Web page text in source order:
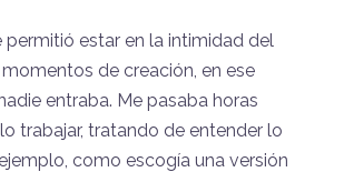
permitió estar en la intimidad del
de creación, en ese
entraba. Me pasaba horas
trabajar, tratando de entender lo
como escogía una versión